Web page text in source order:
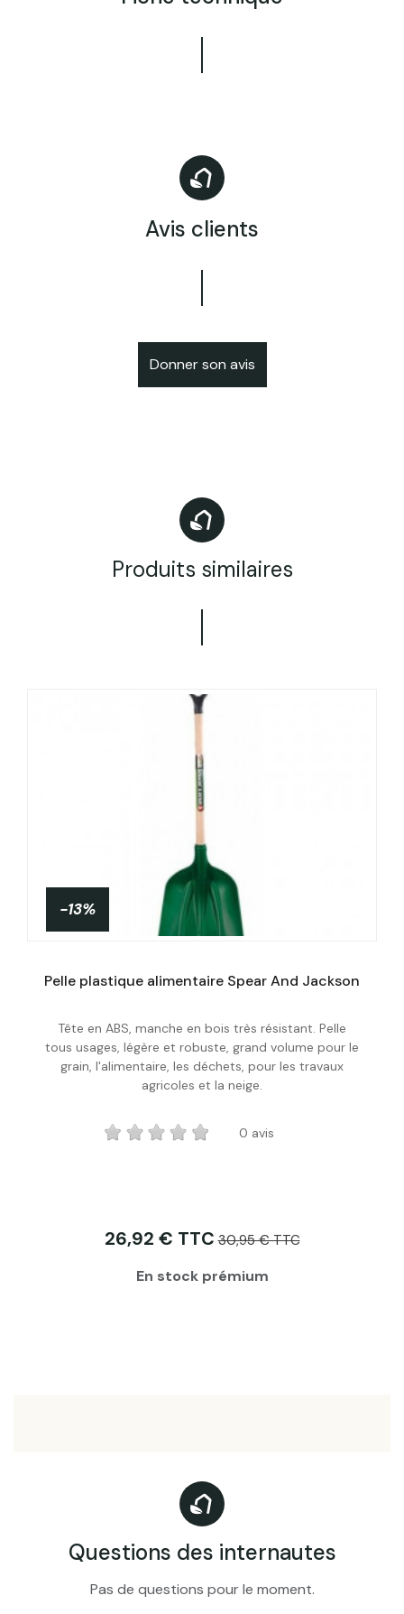
Avis clients
Donner son avis
Produits similaires
Acheter
-13%
Pelle plastique alimentaire Spear And Jackson
Tête en ABS, manche en bois très résistant. Pelle
tous usages, légère et robuste, grand volume pour le
grain, l'alimentaire, les déchets, pour les travaux
agricoles et la neige.
0 avis
26,92 € TTC 30,95 € TTC
En stock prémium
Questions des internautes
Pas de questions pour le moment.